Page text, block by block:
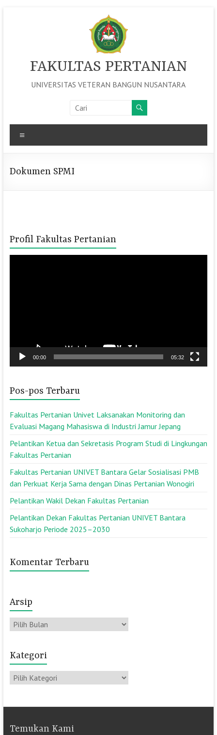
FAKULTAS PERTANIAN
UNIVERSITAS VETERAN BANGUN NUSANTARA
Dokumen SPMI
Profil Fakultas Pertanian
00:00 05:32
Pos-pos Terbaru
Fakultas Pertanian Univet Laksanakan Monitoring dan
Evaluasi Magang Mahasiswa di Industri Jamur Jepang
Pelantikan Ketua dan Sekretasis Program Studi di Lingkungan
Fakultas Pertanian
Fakultas Pertanian UNIVET Bantara Gelar Sosialisasi PMB
dan Perkuat Kerja Sama dengan Dinas Pertanian Wonogiri
Pelantikan Wakil Dekan Fakultas Pertanian
Pelantikan Dekan Fakultas Pertanian UNIVET Bantara
Sukoharjo Periode 2025–2030
Komentar Terbaru
Arsip
Arsip
Kategori
Kategori
Temukan Kami